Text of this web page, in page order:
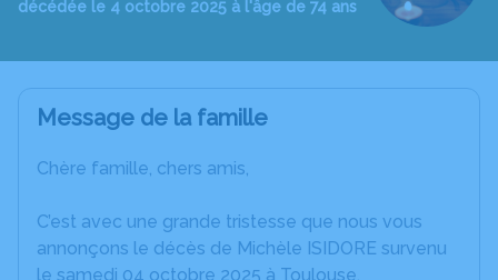
décédée le 4 octobre 2025 à l'âge de 74 ans
Message de la famille
Chère famille, chers amis,
C’est avec une grande tristesse que nous vous
annonçons le décès de Michèle ISIDORE survenu
le samedi 04 octobre 2025 à Toulouse.